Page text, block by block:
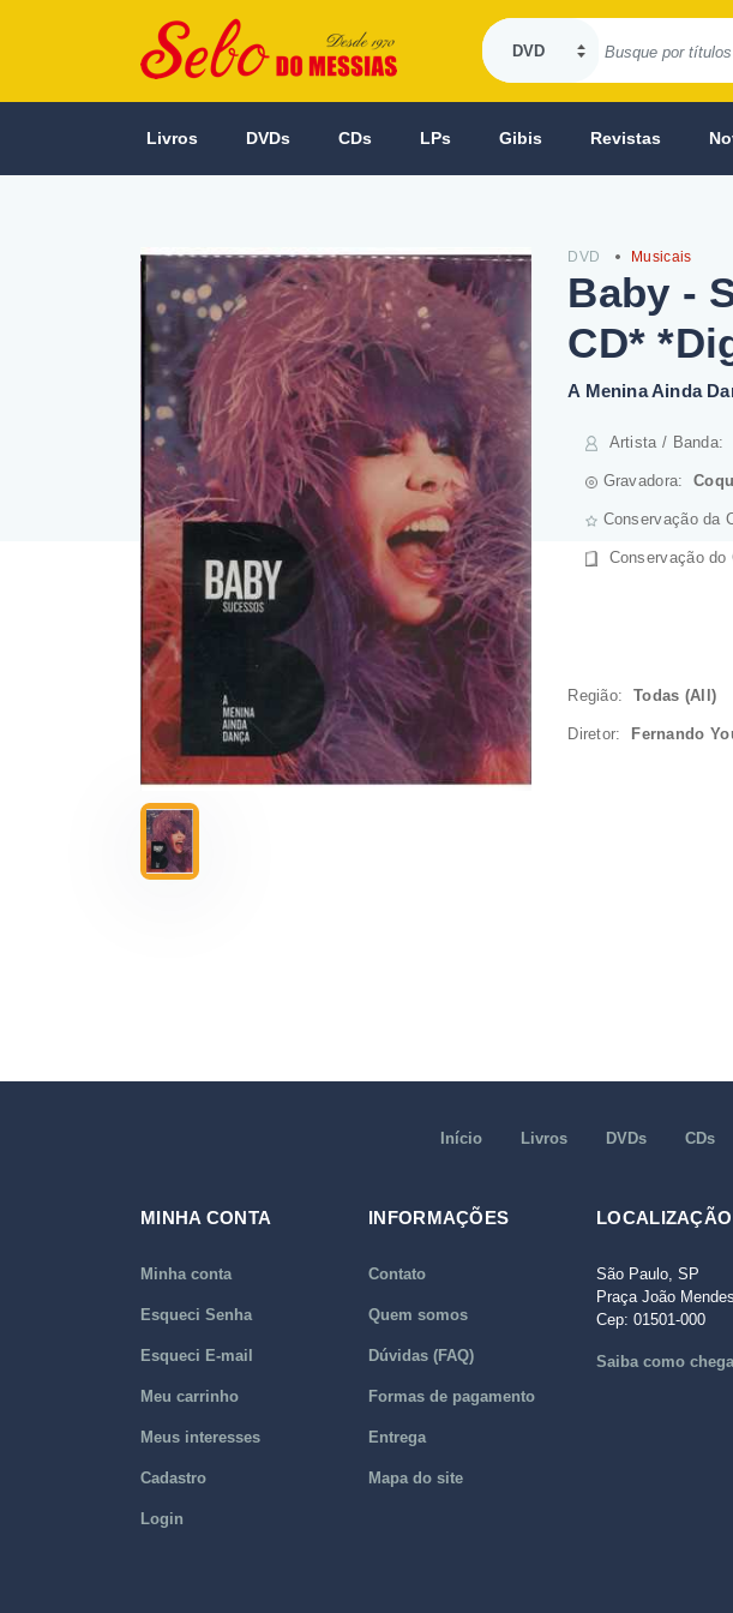
Livros DVDs CDs LPs Gibis Revistas
DVD Musicais
Baby -
CD*
A Menina Ainda
Artista / Banda:
Gravadora:
Conservação da
Conservação do
Região: Todas (All)
Diretor: Fernando
Início Livros DVDs CDs
MINHA CONTA
Minha conta
Esqueci Senha
Esqueci E-mail
Meu carrinho
Meus interesses
Cadastro
Login
INFORMAÇÕES
Contato
Quem somos
Dúvidas (FAQ)
Formas de pagamento
Entrega
Mapa do site
LOCALIZAÇÃO
São Paulo, SP
Praça João
Cep: 01501-000
Saiba como